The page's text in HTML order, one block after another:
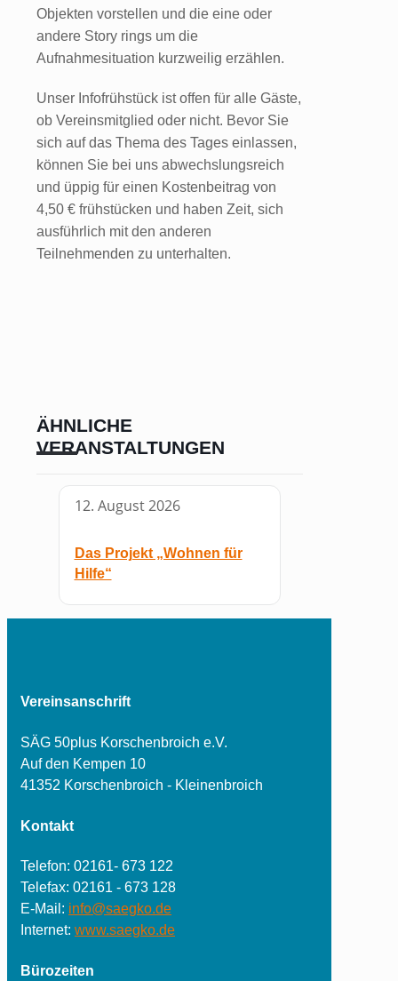
Objekten vorstellen und die eine oder
andere Story rings um die
Aufnahmesituation kurzweilig erzählen.
Unser Infofrühstück ist offen für alle Gäste,
ob Vereinsmitglied oder nicht. Bevor Sie
sich auf das Thema des Tages einlassen,
können Sie bei uns abwechslungsreich
und üppig für einen Kostenbeitrag von
4,50 € frühstücken und haben Zeit, sich
ausführlich mit den anderen
Teilnehmenden zu unterhalten.
ÄHNLICHE
VERANSTALTUNGEN
12. August 2026
Das Projekt „Wohnen für
Hilfe“
Vereinsanschrift
SÄG 50plus Korschenbroich e.V.
Auf den Kempen 10
41352 Korschenbroich - Kleinenbroich
Kontakt
Telefon: 02161- 673 122
Telefax: 02161 - 673 128
E-Mail: info@saegko.de
Internet: www.saegko.de
Bürozeiten